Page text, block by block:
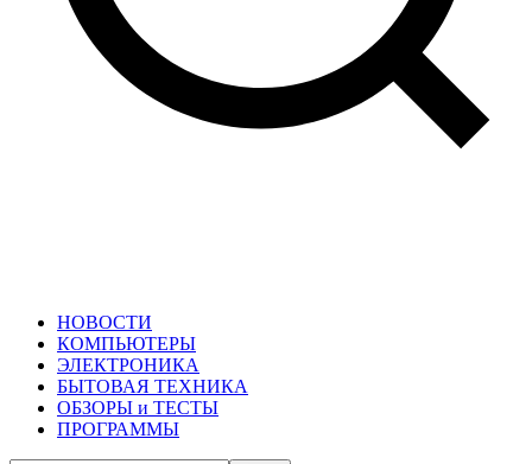
НОВОСТИ
КОМПЬЮТЕРЫ
ЭЛЕКТРОНИКА
БЫТОВАЯ ТЕХНИКА
ОБЗОРЫ и ТЕСТЫ
ПРОГРАММЫ